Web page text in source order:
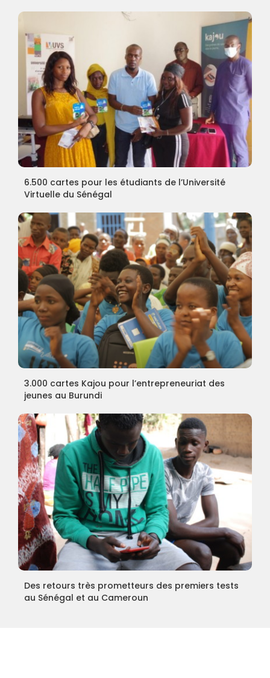
6.500 cartes pour les étudiants de l’Université
Virtuelle du Sénégal
3.000 cartes Kajou pour l’entrepreneuriat des
jeunes au Burundi
Des retours très prometteurs des premiers tests
au Sénégal et au Cameroun